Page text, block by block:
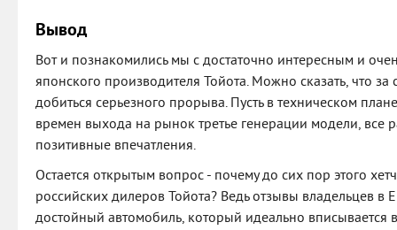
Вывод
Вот и познакомились мы с достаточно интересным и
японского производителя Тойота. Можно сказать, что за
добиться серьезного прорыва. Пусть в техническом
времен выхода на рынок третье генерации модели, все
позитивные впечатления.
Остается открытым вопрос - почему до сих пор этого
российских дилеров Тойота? Ведь отзывы владельцев в
достойный автомобиль, который идеально вписывается